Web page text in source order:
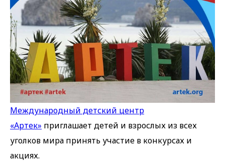
Международный детский центр
«Артек» приглашает детей и взрослых из всех
уголков мира принять участие в конкурсах и
акциях.